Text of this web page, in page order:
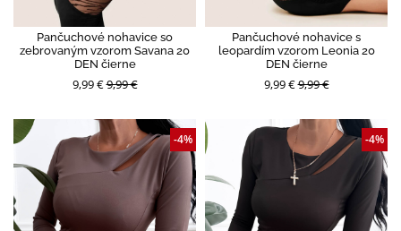
Pančuchové nohavice so
zebrovaným vzorom Savana 20
DEN čierne
9,99 €9,99 €
Pančuchové nohavice s
leopardím vzorom Leonia 20
DEN čierne
9,99 €9,99 €
-4% -4%